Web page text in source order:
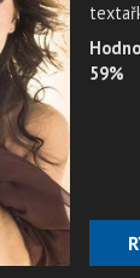
59%